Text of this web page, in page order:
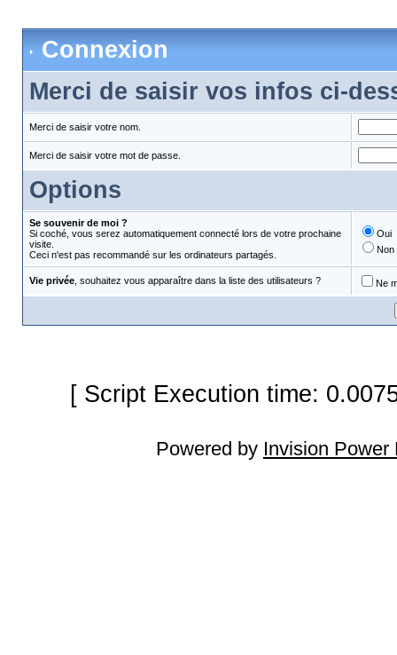
Connexion
Merci de saisir vos infos ci-
Merci de saisir votre nom.
Merci de saisir votre mot de passe.
Options
Se souvenir de moi ?
Si coché, vous serez automatiquement connecté lors de votre prochaine
visite.
Ceci n'est pas recommandé sur les ordinateurs partagés.
Oui
Non
Vie privée, souhaitez vous apparaître dans la liste des utilisateurs ? Ne
[ Script Execution time:
Powered by Invision Power